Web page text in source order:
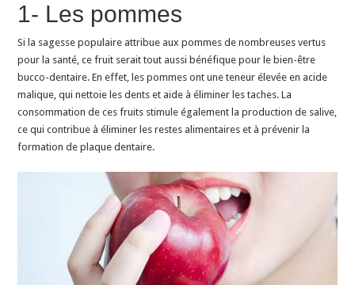
1- Les pommes
Si la sagesse populaire attribue aux pommes de nombreuses vertus
pour la santé, ce fruit serait tout aussi bénéfique pour le bien-être
bucco-dentaire. En effet, les pommes ont une teneur élevée en acide
malique, qui nettoie les dents et aide à éliminer les taches. La
consommation de ces fruits stimule également la production de salive,
ce qui contribue à éliminer les restes alimentaires et à prévenir la
formation de plaque dentaire.